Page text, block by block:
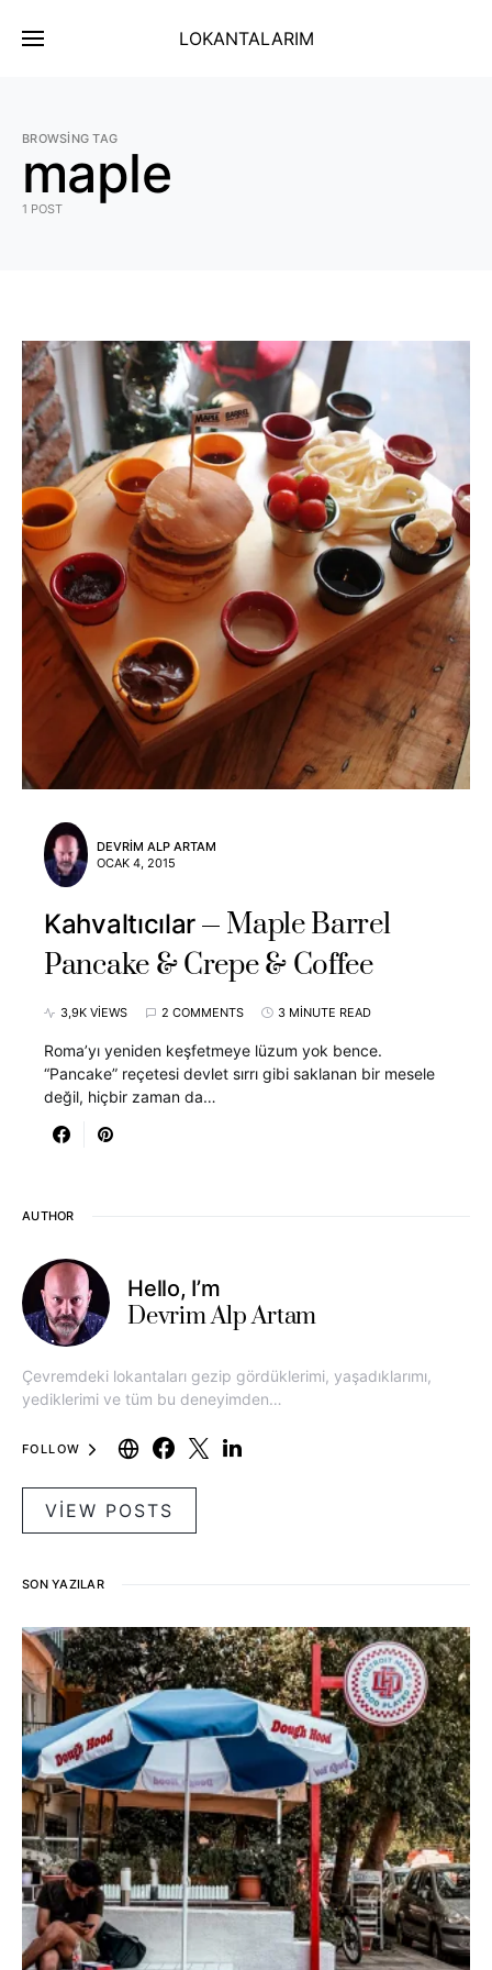
LOKANTALARIM
BROWSING TAG
maple
1 POST
DEVRIM ALP ARTAM
OCAK 4, 2015
Kahvaltıcılar
Maple Barrel
Pancake & Crepe & Coffee
3,9K VIEWS 2 COMMENTS 3 MINUTE READ
Roma’yı yeniden keşfetmeye lüzum yok bence.
“Pancake” reçetesi devlet sırrı gibi saklanan bir mesele
değil, hiçbir zaman da…
AUTHOR
Hello, I’m
Devrim Alp Artam
Çevremdeki lokantaları gezip gördüklerimi, yaşadıklarımı,
yediklerimi ve tüm bu deneyimden…
FOLLOW
VIEW POSTS
SON YAZILAR